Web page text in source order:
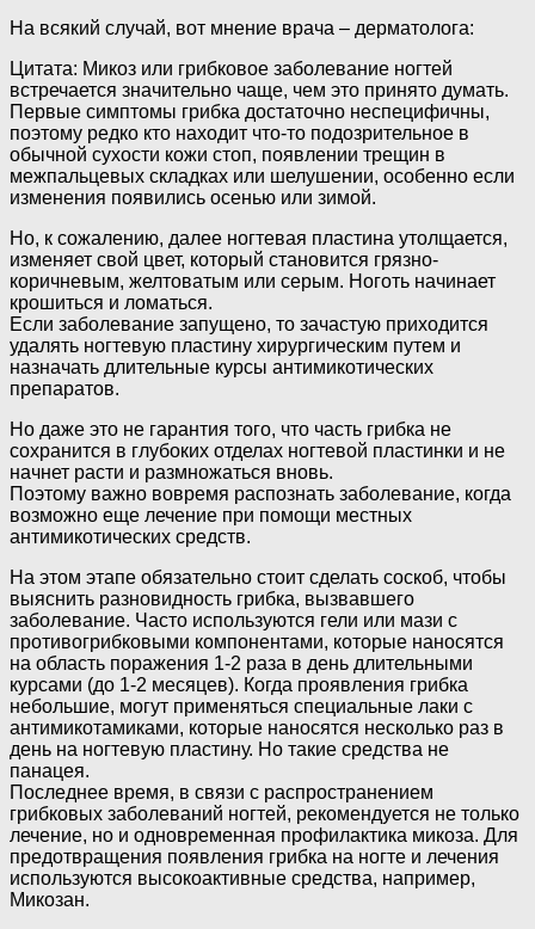
На всякий случай, вот мнение врача – дерматолога:
Цитата: Микоз или грибковое заболевание ногтей
встречается значительно чаще, чем это принято думать.
Первые симптомы грибка достаточно неспецифичны,
поэтому редко кто находит что-то подозрительное в
обычной сухости кожи стоп, появлении трещин в
межпальцевых складках или шелушении, особенно если
изменения появились осенью или зимой.
Но, к сожалению, далее ногтевая пластина утолщается,
изменяет свой цвет, который становится грязно-
коричневым, желтоватым или серым. Ноготь начинает
крошиться и ломаться.
Если заболевание запущено, то зачастую приходится
удалять ногтевую пластину хирургическим путем и
назначать длительные курсы антимикотических
препаратов.
Но даже это не гарантия того, что часть грибка не
сохранится в глубоких отделах ногтевой пластинки и не
начнет расти и размножаться вновь.
Поэтому важно вовремя распознать заболевание, когда
возможно еще лечение при помощи местных
антимикотических средств.
На этом этапе обязательно стоит сделать соскоб, чтобы
выяснить разновидность грибка, вызвавшего
заболевание. Часто используются гели или мази с
противогрибковыми компонентами, которые наносятся
на область поражения 1-2 раза в день длительными
курсами (до 1-2 месяцев). Когда проявления грибка
небольшие, могут применяться специальные лаки с
антимикотамиками, которые наносятся несколько раз в
день на ногтевую пластину. Но такие средства не
панацея.
Последнее время, в связи с распространением
грибковых заболеваний ногтей, рекомендуется не только
лечение, но и одновременная профилактика микоза. Для
предотвращения появления грибка на ногте и лечения
используются высокоактивные средства, например,
Микозан.